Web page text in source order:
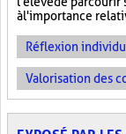
à l'importance
Réflexion
Valorisation des